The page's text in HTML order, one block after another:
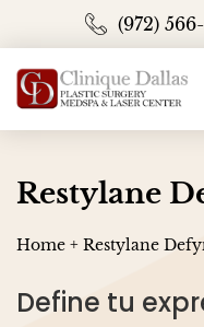
(972)
Restylane
Home + Restylane
Define tu